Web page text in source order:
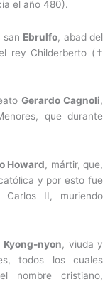
el año 480).
san Ebrulfo, abad del
rey Childerberto (†
Gerardo Cagnoli,
que durante
Howard, mártir, que,
y por esto fue
II, muriendo
Kyong-nyon, viuda y
todos los cuales
nombre cristiano,